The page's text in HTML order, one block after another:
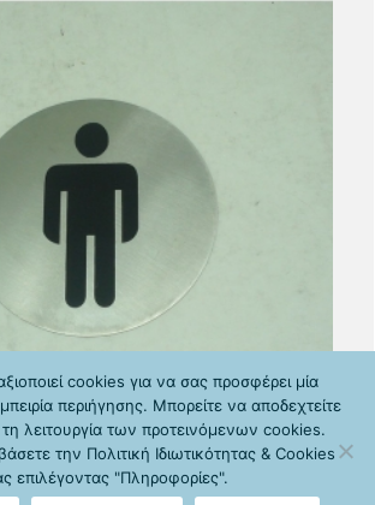
cookies για να σας προσφέρει μία
περιήγησης. Μπορείτε να αποδεχτείτε
λειτουργία των προτεινόμενων cookies.
την Πολιτική Ιδιωτικότητας & Cookies
επιλέγοντας "Πληροφορίες".